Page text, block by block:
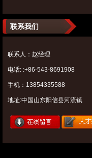
联系我们
联系人：赵经理
电话: :+86-543-8691908
手机：13854335588
地址:中国山东阳信县河流镇